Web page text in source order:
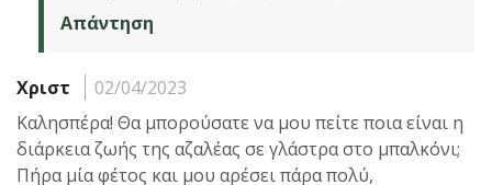
Απάντηση
Χριστ
02/04/2023
Καλησπέρα! Θα μπορούσατε να μου πείτε ποια είναι η
διάρκεια ζωής της αζαλέας σε γλάστρα στο μπαλκόνι;
Πήρα μία φέτος και μου αρέσει πάρα πολύ,